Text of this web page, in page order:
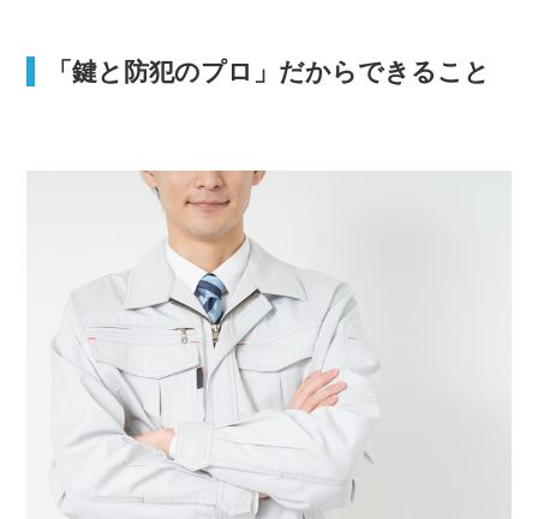
「鍵と防犯のプロ」だからできること